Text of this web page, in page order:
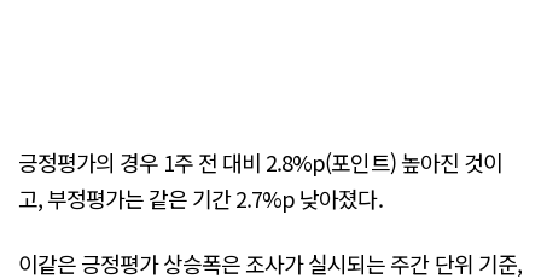
긍정평가의 경우 1주 전 대비 2.8%p(포인트) 높아진 것이
고, 부정평가는 같은 기간 2.7%p 낮아졌다.
이같은 긍정평가 상승폭은 조사가 실시되는 주간 단위 기준,